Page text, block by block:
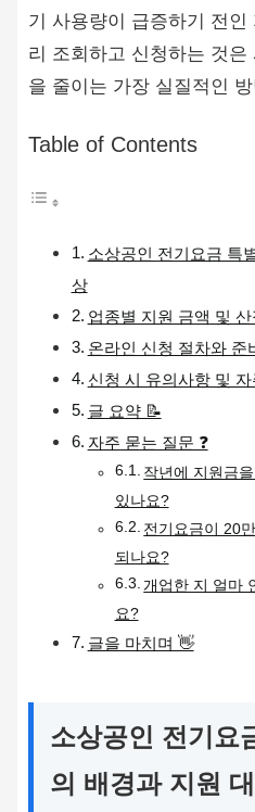
기 사용량이 급증하기 전인
리 조회하고 신청하는 것
을 줄이는 가장 실질적인
Table of Contents
소상공인 전기요금 특
상
업종별 지원 금액 및
온라인 신청 절차와 준
신청 시 유의사항 및
글 요약 📝
자주 묻는 질문 ❓
작년에 지원금
있나요?
전기요금이 20
되나요?
개업한 지 얼마
요?
글을 마치며 👋
소상공인 전기요
의 배경과 지원